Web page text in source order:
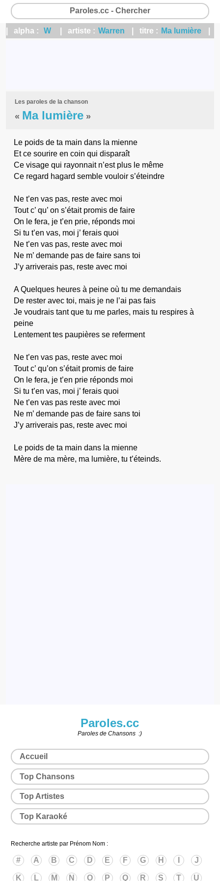
Paroles.cc - Chercher
| alpha : W | artiste : Warren | titre : Ma lumière
Les paroles de la chanson
« Ma lumière »
Le poids de ta main dans la mienne
Et ce sourire en coin qui disparaît
Ce visage qui rayonnait n’est plus le même
Ce regard hagard semble vouloir s’éteindre
Ne t’en vas pas, reste avec moi
Tout c’ qu’ on s’était promis de faire
On le fera, je t’en prie, réponds moi
Si tu t’en vas, moi j’ ferais quoi
Ne t’en vas pas, reste avec moi
Ne m’ demande pas de faire sans toi
J’y arriverais pas, reste avec moi
A Quelques heures à peine où tu me demandais
De rester avec toi, mais je ne l’ai pas fais
Je voudrais tant que tu me parles, mais tu respires à
peine
Lentement tes paupières se referment
Ne t’en vas pas, reste avec moi
Tout c’ qu’on s’était promis de faire
On le fera, je t’en prie réponds moi
Si tu t’en vas, moi j’ ferais quoi
Ne t’en vas pas reste avec moi
Ne m’ demande pas de faire sans toi
J’y arriverais pas, reste avec moi
Le poids de ta main dans la mienne
Mère de ma mère, ma lumière, tu t’éteinds.
Paroles.cc
Paroles de Chansons :)
Accueil
Top Chansons
Top Artistes
Top Karaoké
Recherche artiste par Prénom Nom :
# A B C D E F G H J
K L M N O P Q R S T U